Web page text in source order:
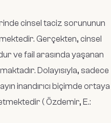
cinsel taciz sorununun
Gerçekten, cinsel
ve fail arasında yaşanan
Dolayısıyla, sadece
inandırıcı biçimde ortaya
( Özdemir, E.: